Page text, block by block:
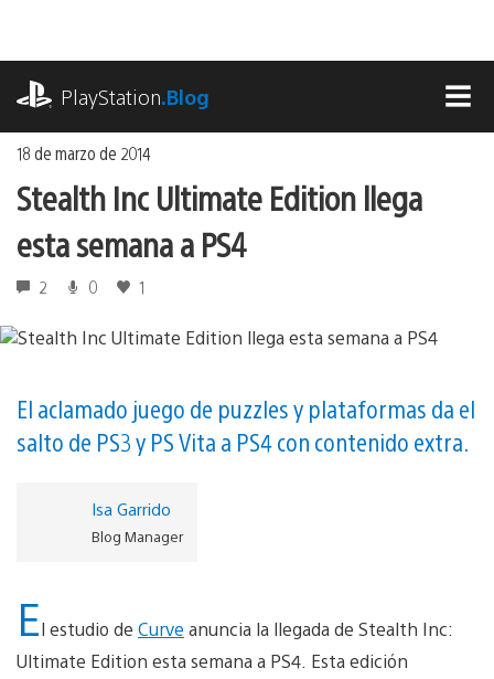
contenido
PlayStation.Blog
18 de marzo de 2014
Stealth Inc Ultimate Edition llega
esta semana a PS4
2 0 1
El aclamado juego de puzzles y plataformas da el
salto de PS3 y PS Vita a PS4 con contenido extra.
Isa Garrido
Blog Manager
El estudio de Curve anuncia la llegada de Stealth Inc:
Ultimate Edition esta semana a PS4. Esta edición